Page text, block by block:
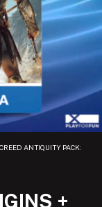
ANTIQUITY PACK:
+